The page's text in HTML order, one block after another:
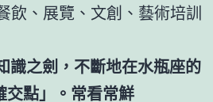
飲、展覽、文創、藝術培訓
識之劍，不斷地在水瓶座的
交點」。常看常鮮